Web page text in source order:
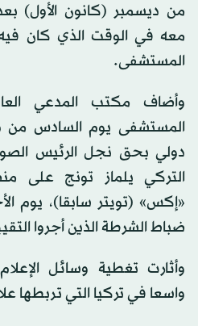
من ديسمبر (كانون الأول)
معه في الوقت الذي كان فيه
المستشفى.
وأضاف مكتب المدعي
المستشفى يوم السادس من
دولي بحق نجل الرئيس
التركي يلماز تونج على
«إكس» (تويتر سابقا)، يوم
ضباط الشرطة الذين أجروا
وأثارت تغطية وسائل
واسعا في تركيا التي تربطها